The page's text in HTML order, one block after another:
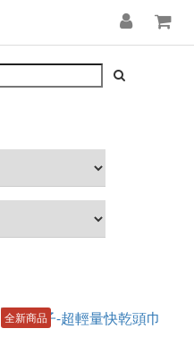
全新商品